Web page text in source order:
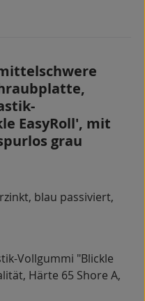
EasyRoll', mit
grau
blau passiviert,
Vollgummi "Blickle
Härte 65 Shore A,